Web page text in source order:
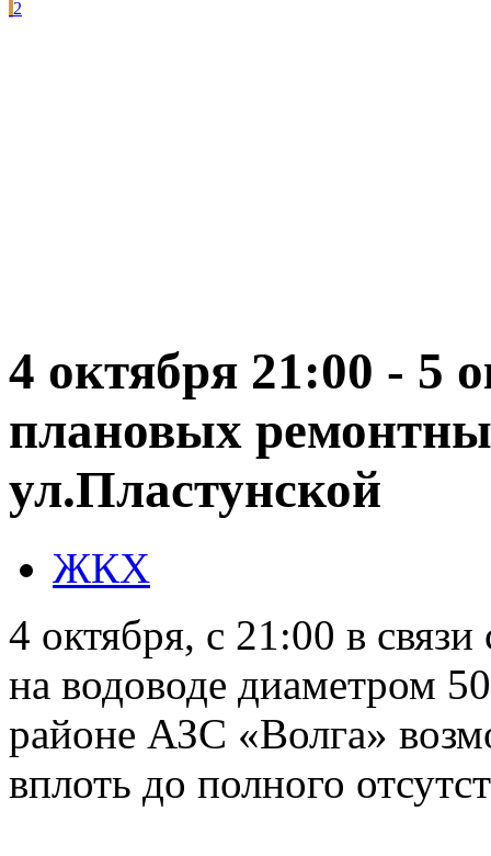
2
4 октября 21:00 - 5
плановых
ул.Пластунской
ЖКХ
4 октября, с 21:00 в
на водоводе диаметром
районе АЗС «Волга»
вплоть до полного